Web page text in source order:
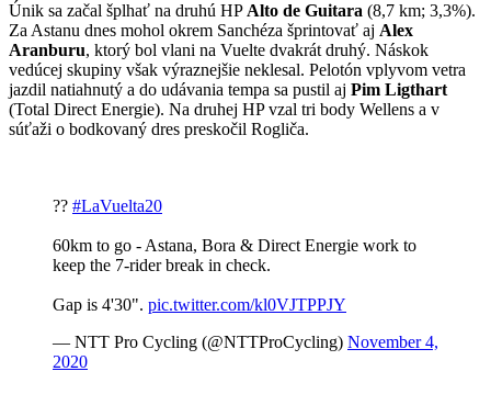
Únik sa začal šplhať na druhú HP Alto de Guitara (8,7 km; 3,3%).
Za Astanu dnes mohol okrem Sanchéza šprintovať aj Alex
Aranburu, ktorý bol vlani na Vuelte dvakrát druhý. Náskok
vedúcej skupiny však výraznejšie neklesal. Pelotón vplyvom vetra
jazdil natiahnutý a do udávania tempa sa pustil aj Pim Ligthart
(Total Direct Energie). Na druhej HP vzal tri body Wellens a v
súťaži o bodkovaný dres preskočil Rogliča.
?? #LaVuelta20
60km to go - Astana, Bora & Direct Energie work to
keep the 7-rider break in check.
Gap is 4'30". pic.twitter.com/kl0VJTPPJY
— NTT Pro Cycling (@NTTProCycling) November 4,
2020